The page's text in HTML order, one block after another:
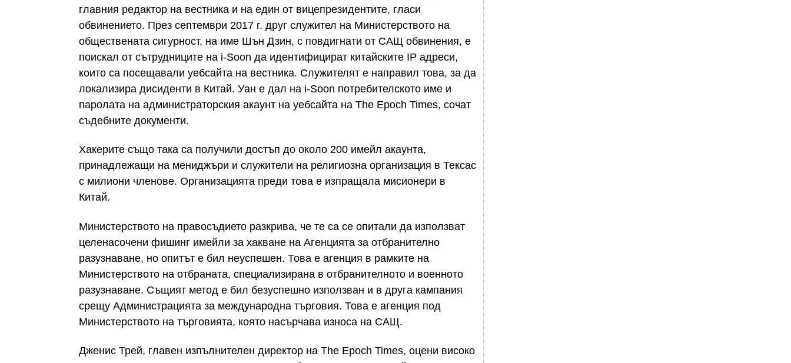
главния редактор на вестника и на един от вицепрезидентите, гласи
обвинението. През септември 2017 г. друг служител на Министерството на
обществената сигурност, на име Шън Дзин, с повдигнати от САЩ обвинения, е
поискал от сътрудниците на i-Soon да идентифицират китайските IP адреси,
които са посещавали уебсайта на вестника. Служителят е направил това, за да
локализира дисиденти в Китай. Уан е дал на i-Soon потребителското име и
паролата на администраторския акаунт на уебсайта на The Epoch Times, сочат
съдебните документи.
Хакерите също така са получили достъп до около 200 имейл акаунта,
принадлежащи на мениджъри и служители на религиозна организация в Тексас
с милиони членове. Организацията преди това е изпращала мисионери в
Китай.
Министерството на правосъдието разкрива, че те са се опитали да използват
целенасочени фишинг имейли за хакване на Агенцията за отбранително
разузнаване, но опитът е бил неуспешен. Това е агенция в рамките на
Министерството на отбраната, специализирана в отбранителното и военното
разузнаване. Същият метод е бил безуспешно използван и в друга кампания
срещу Администрацията за международна търговия. Това е агенция под
Министерството на търговията, която насърчава износа на САЩ.
Дженис Трей, главен изпълнителен директор на The Epoch Times, оцени високо